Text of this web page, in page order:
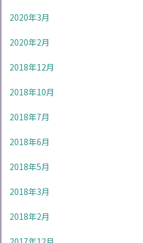
2020年3月
2020年2月
2018年12月
2018年10月
2018年7月
2018年6月
2018年5月
2018年3月
2018年2月